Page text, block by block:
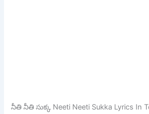
నీతి నీతి సుక్క Neeti Neeti Sukka Lyrics In